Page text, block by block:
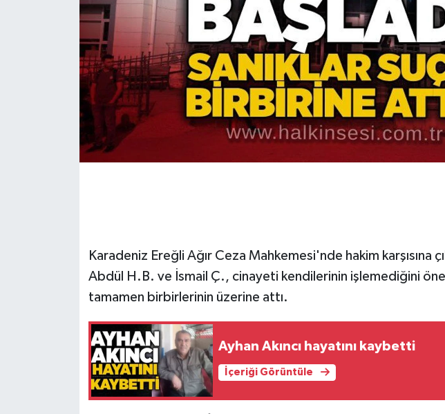
Karadeniz Ereğli Ağır Ceza Mahkemesi'nde hakim karşısına
Abdül H.B. ve İsmail Ç., cinayeti kendilerinin işlemediğini
tamamen birbirlerinin üzerine attı.
Ayhan Akıncı hayatını kaybetti
İçeriği Görüntüle
Ekonomi
Gökçebey
Kültür - Sanat
MAGAZİN
Resmi İlan